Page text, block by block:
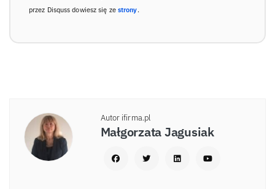
przez Disquss dowiesz się ze strony.
Autor ifirma.pl
Małgorzata Jagusiak